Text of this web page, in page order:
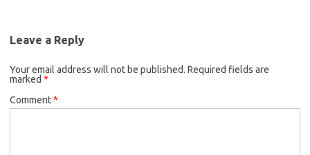
Leave a Reply
Your email address will not be published. Required fields are
marked *
Comment*